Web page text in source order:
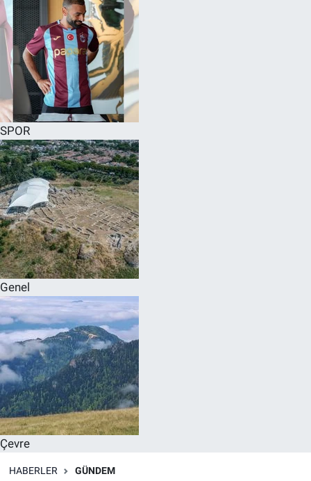
SPOR
Genel
Çevre
HABERLER GÜNDEM